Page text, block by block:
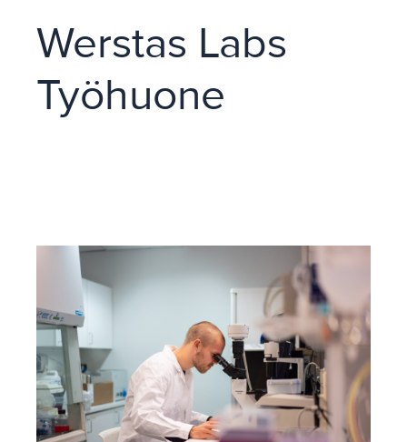
Werstas Labs
Työhuone